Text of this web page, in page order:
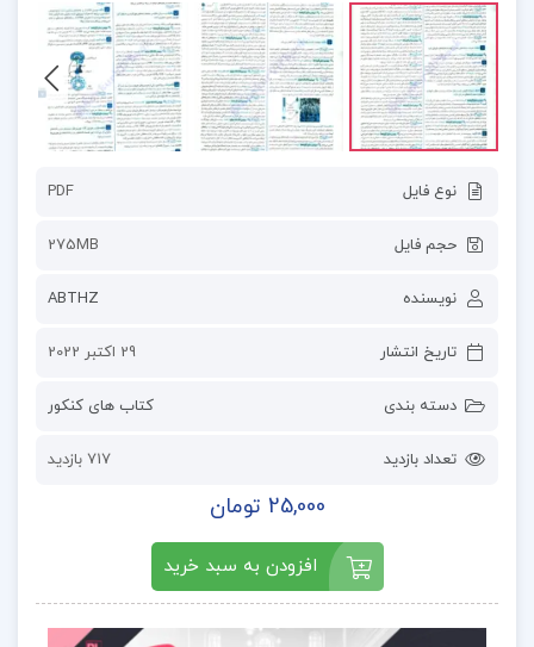
نوع فایل PDF
حجم فایل 275MB
نویسنده ABTHZ
تاریخ انتشار 29 اکتبر 2022
دسته بندی کتاب های کنکور
تعداد بازدید 717 بازدید
25,000 تومان
افزودن به سبد خرید